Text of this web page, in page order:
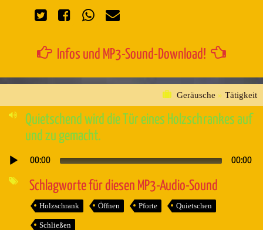
Infos und MP3-Sound-Download!
Geräusche » Tätigkeit
Quietschend wird die Tür eines Holzschrankes auf
und zu gemacht.
Audio-
00:00 00:00
Schlagworte für diesen MP3-Audio-Sound
Holzschrank Öffnen Pforte Quietschen
Schließen